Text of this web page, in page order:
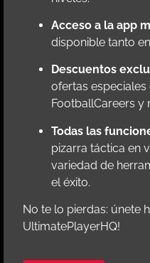
Acceso a la app
disponible tanto
Descuentos
ofertas
FootballCareers y
Todas las
pizarra táctica en
variedad de
el éxito.
No te lo pierdas: únete
UltimatePlayerHQ!